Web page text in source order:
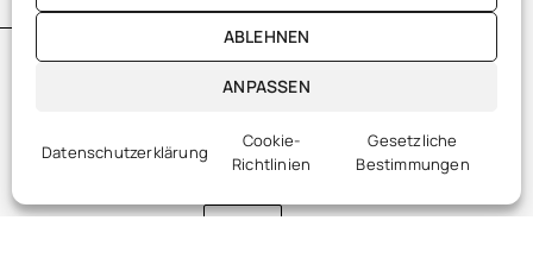
ABLEHNEN
ANPASSEN
Datenschutzerklärung
Cookie-
Richtlinien
Gesetzliche
Bestimmungen